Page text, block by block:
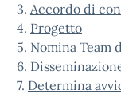
3. Accordo di
4. Progetto
5. Nomina Team
6.
7. Determina